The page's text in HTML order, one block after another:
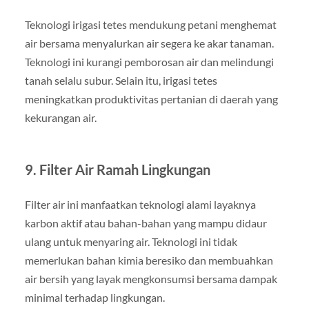
Teknologi irigasi tetes mendukung petani menghemat
air bersama menyalurkan air segera ke akar tanaman.
Teknologi ini kurangi pemborosan air dan melindungi
tanah selalu subur. Selain itu, irigasi tetes
meningkatkan produktivitas pertanian di daerah yang
kekurangan air.
9. Filter Air Ramah Lingkungan
Filter air ini manfaatkan teknologi alami layaknya
karbon aktif atau bahan-bahan yang mampu didaur
ulang untuk menyaring air. Teknologi ini tidak
memerlukan bahan kimia beresiko dan membuahkan
air bersih yang layak mengkonsumsi bersama dampak
minimal terhadap lingkungan.